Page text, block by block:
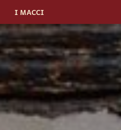
I MACCI